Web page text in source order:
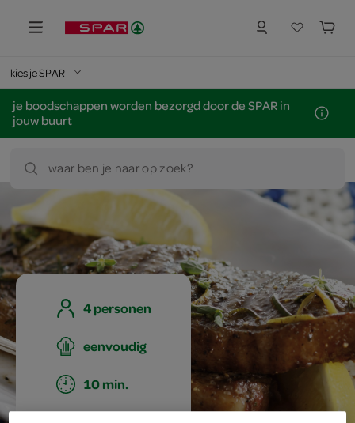
kies je SPAR
je boodschappen worden bezorgd door de SPAR in
jouw buurt
waar ben je naar op zoek?
4 personen
eenvoudig
10 min.